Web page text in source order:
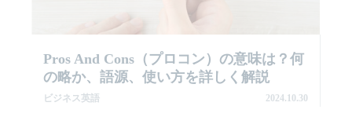
Pros And Cons（プロコン）の意味は？何
の略か、語源、使い方を詳しく解説
ビジネス英語 2024.10.30